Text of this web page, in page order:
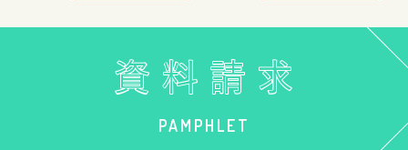
PAMPHLET